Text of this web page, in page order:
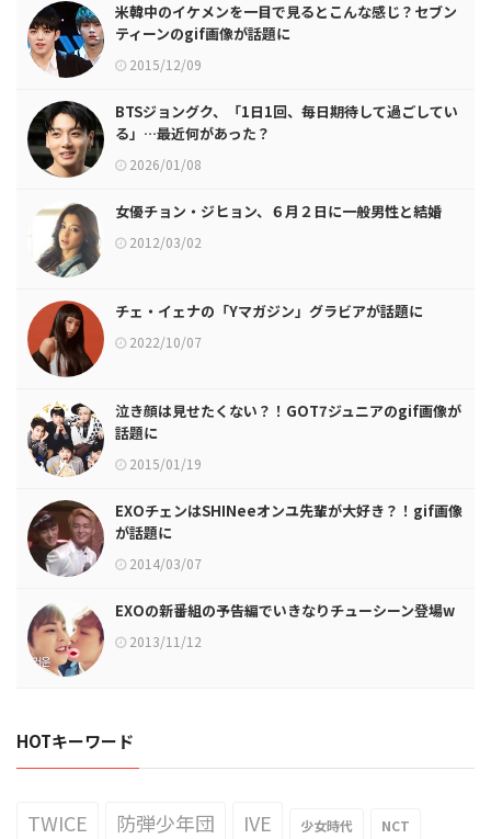
米韓中のイケメンを一目で見るとこんな感じ？セブン
ティーンのgif画像が話題に
2015/12/09
BTSジョングク、「1日1回、毎日期待して過ごしてい
る」…最近何があった？
2026/01/08
女優チョン・ジヒョン、６月２日に一般男性と結婚
2012/03/02
チェ・イェナの「Yマガジン」グラビアが話題に
2022/10/07
泣き顔は見せたくない？！GOT7ジュニアのgif画像が
話題に
2015/01/19
EXOチェンはSHINeeオンユ先輩が大好き？！gif画像
が話題に
2014/03/07
EXOの新番組の予告編でいきなりチューシーン登場w
2013/11/12
HOTキーワード
TWICE 防弾少年団 IVE 少女時代 NCT